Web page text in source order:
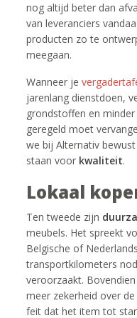
nog altijd beter dan
van leveranciers
producten zo te
meegaan.
Wanneer je
jarenlang dienstdoen,
grondstoffen en
geregeld moet
we bij Alternativ
staan voor kwaliteit.
Lokaal
Ten tweede zijn
meubels. Het spreekt
Belgische of
transportkilometers
veroorzaakt.
meer zekerheid over de
feit dat het item tot